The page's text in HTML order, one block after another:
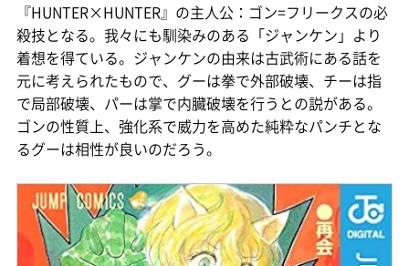
『HUNTER×HUNTER』の主人公：ゴン=フリークスの必
殺技となる。我々にも馴染みのある「ジャンケン」より
着想を得ている。ジャンケンの由来は古武術にある話を
元に考えられたもので、グーは拳で外部破壊、チーは指
で局部破壊、パーは掌で内臓破壊を行うとの説がある。
ゴンの性質上、強化系で威力を高めた純粋なパンチとな
るグーは相性が良いのだろう。